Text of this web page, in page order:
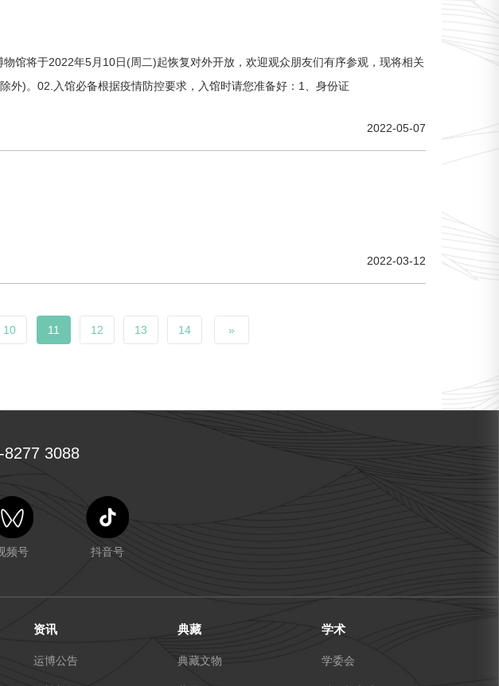
馆将于2022年5月10日(周二)起恢复对外开放，欢迎观众朋友们有序参观，现将相关
)。02.入馆必备根据疫情防控要求，入馆时请您准备好：1、身份证
2022-05-07
2022-03-12
10 11 12 13 14 »
8277 3088
频号 抖音号
资讯
运博公告
典藏
典藏文物
学术
学委会